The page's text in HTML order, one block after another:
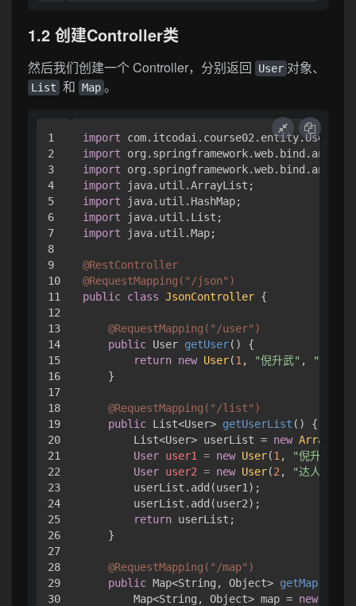
1.2 创建Controller类
然后我们创建一个 Controller，分别返回 User 对象、
List 和 Map 。
1
2
3
4
5
6
7
8
9
10
11
12
13
14
15
16
17
18
19
20
21
22
23
24
25
26
27
28
29
30
import
import
import
import
import
import
import java.util.Map;
@RestController
@RequestMapping("/json")
public class JsonController {
@RequestMapping("/user")
public User getUser()
{
return new User(1, "倪升武" ,
    }
@RequestMapping("/list")
public List<User> getUserList ()
{
        List<User> userList =
new ArrayList
User user1 = new User(1, "倪升武"
User user2 = new User(2, "达人课"
        userList.add(user1);
        userList.add(user2);
return userList;
    }
@RequestMapping("/map")
public Map<String, Object> getMap
        Map<String, Object> map =
new